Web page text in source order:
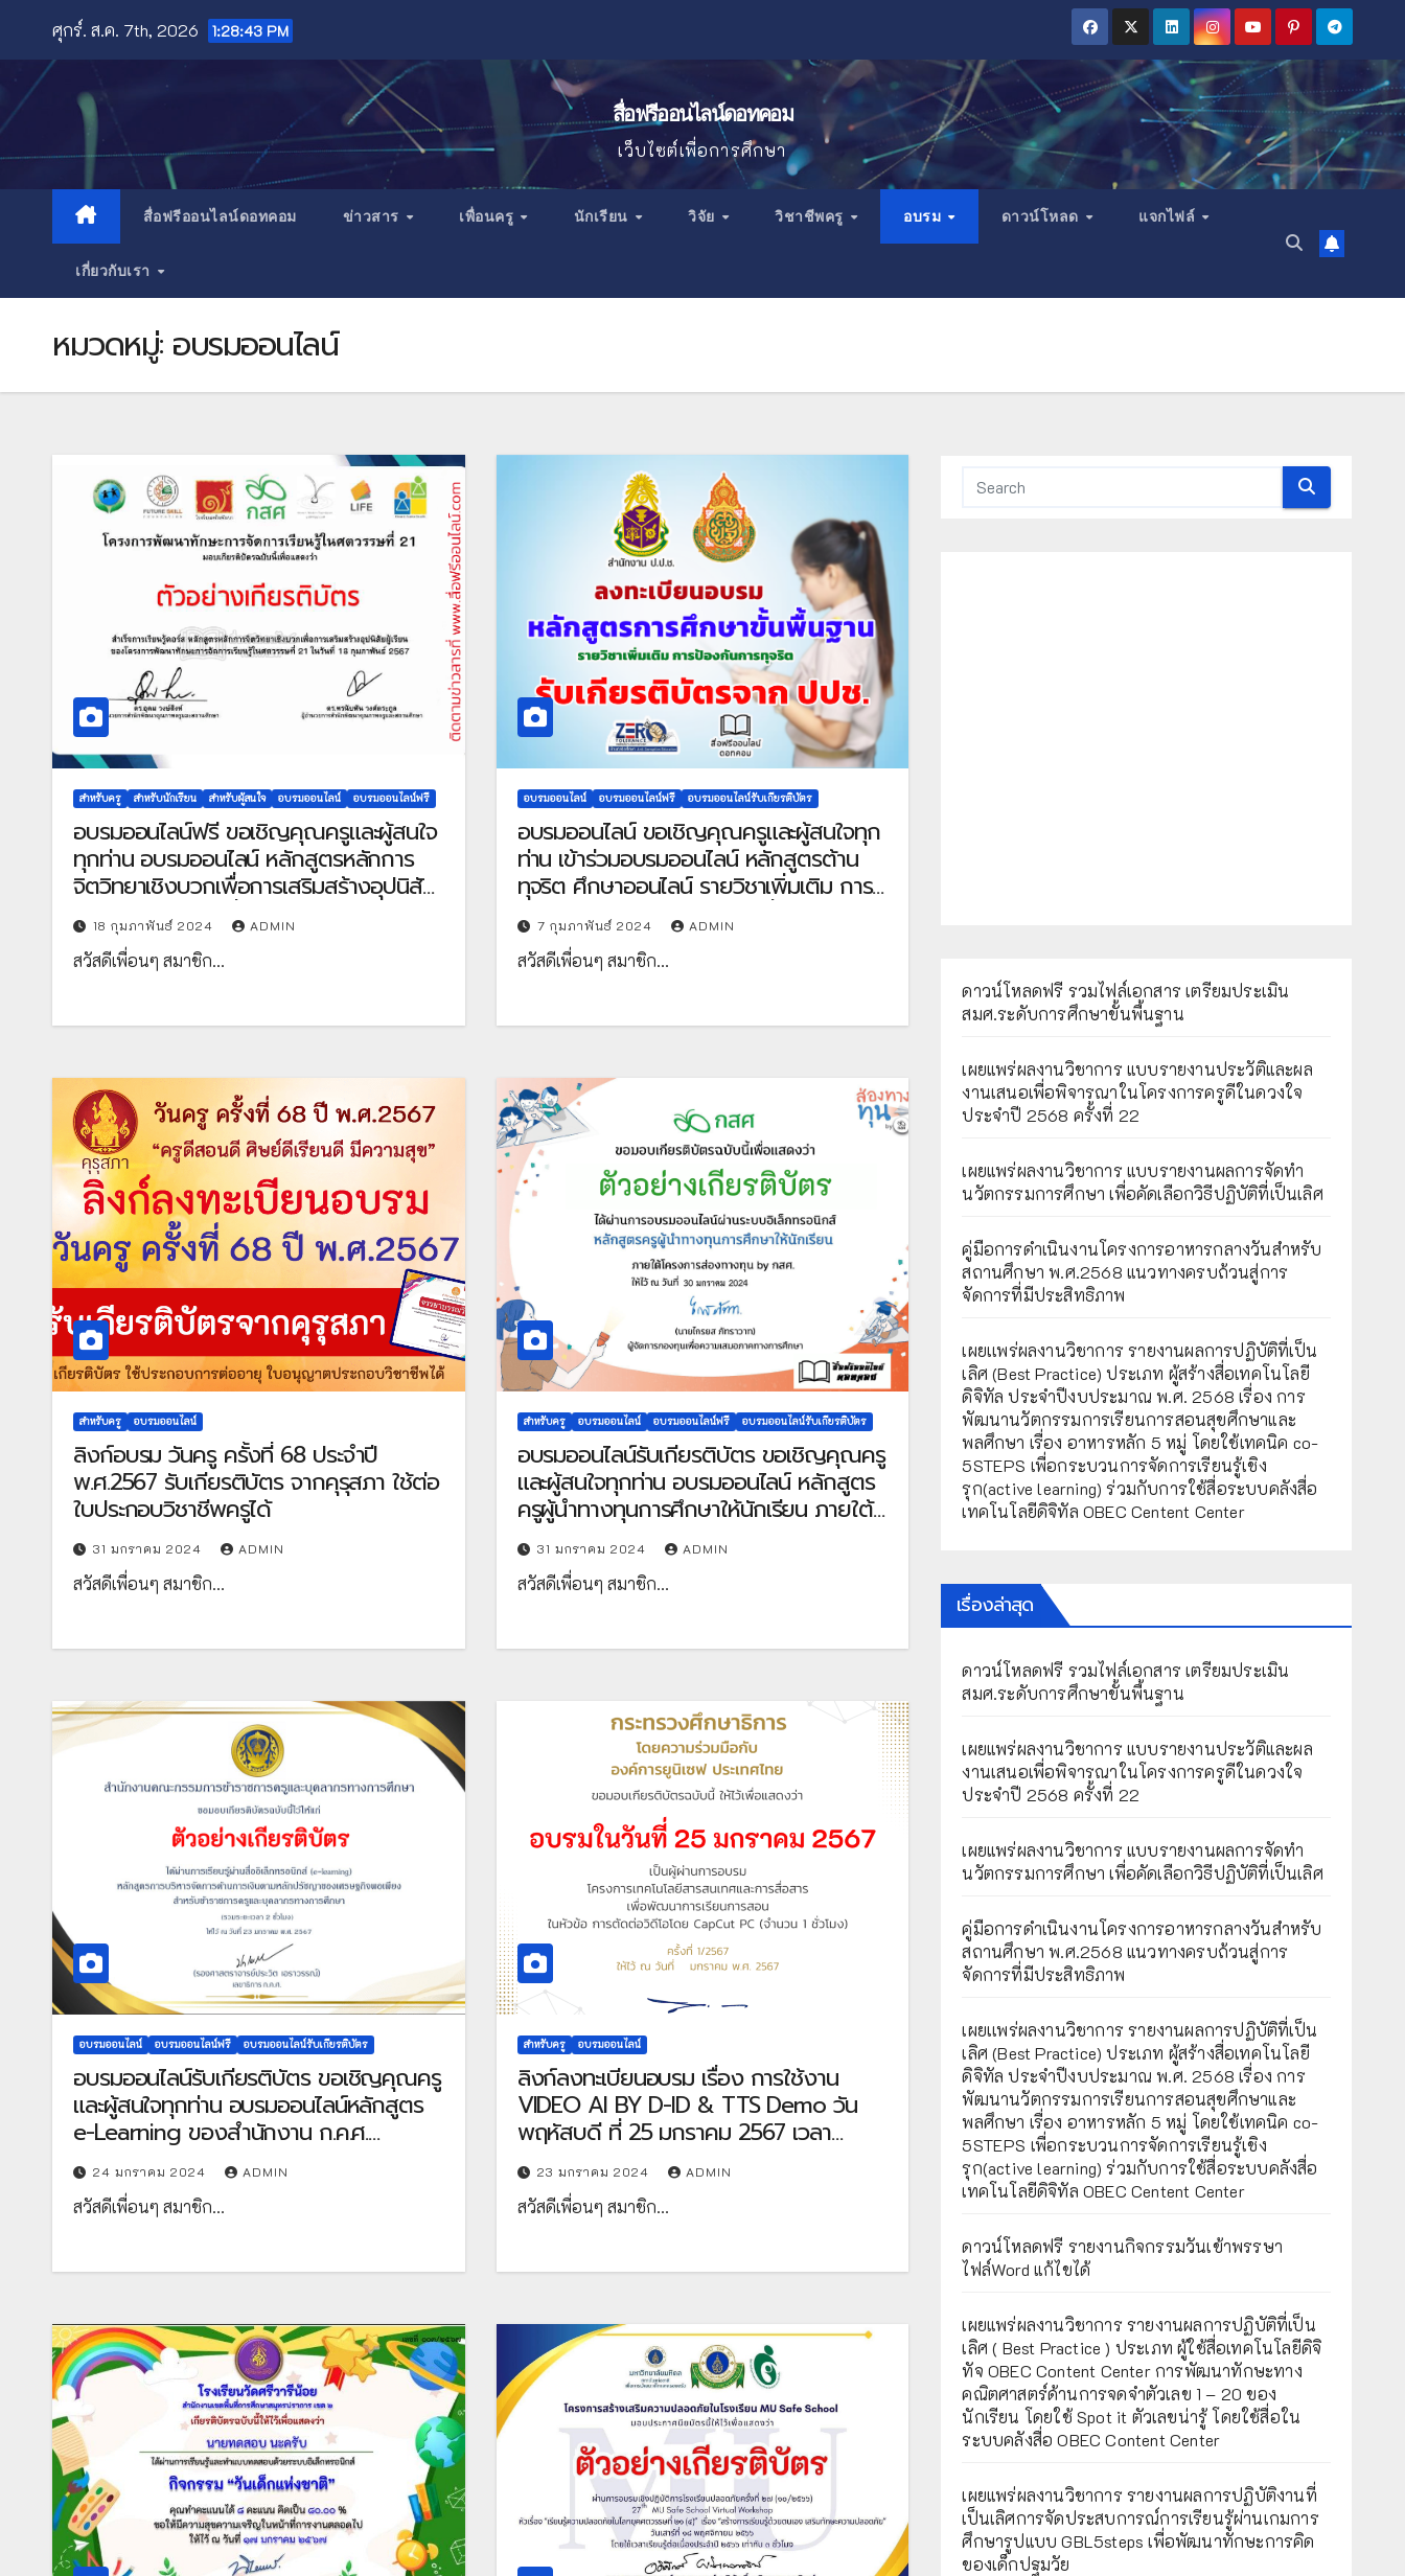
content
ศุกร์. ส.ค. 7th, 2026 1:28:45 PM
สื่อฟรีออนไลน์ดอทคอม
เว็บไซต์เพื่อการศึกษา
สื่อฟรีออนไลน์ดอทคอม ข่าวสาร เพื่อนครู นักเรียน วิจัย วิชาชีพครู อบรม ดาวน์โหลด แจกไฟล์
เกี่ยวกับเรา
หมวดหมู่: อบรมออนไลน์
สำหรับครู สำหรับนักเรียน สำหรับผู้สนใจ อบรมออนไลน์ อบรมออนไลน์ฟรี
อบรมออนไลน์ฟรี ขอเชิญคุณครูและผู้สนใจ
ทุกท่าน อบรมออนไลน์ หลักสูตรหลักการ
จิตวิทยาเชิงบวกเพื่อการเสริมสร้างอุปนิสัย
ผู้เรียน ผ่านเกณฑ์ที่กำหนด รับเกียรติบัตร
ทาง E-mail ทันที โดยโครงการพัฒนา
ทักษะการเรียนรู้ศตวรรษที่ 21
18 กุมภาพันธ์ 2024 ADMIN
สวัสดีเพื่อนๆ สมาชิก…
อบรมออนไลน์ อบรมออนไลน์ฟรี อบรมออนไลน์รับเกียรติบัตร
อบรมออนไลน์ ขอเชิญคุณครูและผู้สนใจทุก
ท่าน เข้าร่วมอบรมออนไลน์ หลักสูตรต้าน
ทุจริต ศึกษาออนไลน์ รายวิชาเพิ่มเติม การ
ป้องกันการทุจริต ผ่านเกณฑ์ที่กำหนด รับ
เกียรติบัตรทาง E-mail จัดทำโดย
สำนักงานคณะกรรมการป้องกันและปราบ
7 กุมภาพันธ์ 2024 ADMIN
สวัสดีเพื่อนๆ สมาชิก…
สำหรับครู อบรมออนไลน์
ลิงก์อบรม วันครู ครั้งที่ 68 ประจำปี
พ.ศ.2567 รับเกียรติบัตร จากคุรุสภา ใช้ต่อ
ใบประกอบวิชาชีพครูได้
31 มกราคม 2024 ADMIN
สวัสดีเพื่อนๆ สมาชิก…
สำหรับครู อบรมออนไลน์ อบรมออนไลน์ฟรี อบรมออนไลน์รับเกียรติบัตร
อบรมออนไลน์รับเกียรติบัตร ขอเชิญคุณครู
และผู้สนใจทุกท่าน อบรมออนไลน์ หลักสูตร
ครูผู้นำทางทุนการศึกษาให้นักเรียน ภายใต้
โครงการส่องทางทุน จัดทำโดย กองทุน
เพื่อความเสมอภาคทางการศึกษา (กสศ.)
31 มกราคม 2024 ADMIN
สวัสดีเพื่อนๆ สมาชิก…
อบรมออนไลน์ อบรมออนไลน์ฟรี อบรมออนไลน์รับเกียรติบัตร
อบรมออนไลน์รับเกียรติบัตร ขอเชิญคุณครู
และผู้สนใจทุกท่าน อบรมออนไลน์หลักสูตร
e-Learning ของสำนักงาน ก.ค.ศ.
หลักสูตร DPA และ ครูฉลาดรู้ด้านการเงิน
รับเกียรติบัตร จาก ก.ค.ศ. ประจำปี
2567 จัดทำโดย สำนักงาน ก.ค.ศ.
24 มกราคม 2024 ADMIN
สวัสดีเพื่อนๆ สมาชิก…
สำหรับครู อบรมออนไลน์
ลิงก์ลงทะเบียนอบรม เรื่อง การใช้งาน
VIDEO AI BY D-ID & TTS Demo วัน
พฤหัสบดี ที่ 25 มกราคม 2567 เวลา
19:00-20:00 น. รับเกียรติบัตรจาก
สำนักงานปลัดกระทรวงศึกษาธิการ
23 มกราคม 2024 ADMIN
สวัสดีเพื่อนๆ สมาชิก…
ดาวน์โหลดฟรี รวมไฟล์เอกสาร เตรียมประเมิน
สมศ.ระดับการศึกษาขั้นพื้นฐาน
เผยแพร่ผลงานวิชาการ แบบรายงานประวัติและผล
งานเสนอเพื่อพิจารณาในโครงการครูดีในดวงใจ
ประจำปี 2568 ครั้งที่ 22
เผยแพร่ผลงานวิชาการ แบบรายงานผลการจัดทำ
นวัตกรรมการศึกษา เพื่อคัดเลือกวิธีปฏิบัติที่เป็นเลิศ
คู่มือการดำเนินงานโครงการอาหารกลางวันสำหรับ
สถานศึกษา พ.ศ.2568 แนวทางครบถ้วนสู่การ
จัดการที่มีประสิทธิภาพ
เผยเเพร่ผลงานวิชาการ รายงานผลการปฏิบัติที่เป็น
เลิศ (Best Practice) ประเภท ผู้สร้างสื่อเทคโนโลยี
ดิจิทัล ประจำปีงบประมาณ พ.ศ. 2568 เรื่อง การ
พัฒนานวัตกรรมการเรียนการสอนสุขศึกษาและ
พลศึกษา เรื่อง อาหารหลัก 5 หมู่ โดยใช้เทคนิค co-
5STEPS เพื่อกระบวนการจัดการเรียนรู้เชิง
รุก(active learning) ร่วมกับการใช้สื่อระบบคลังสื่อ
เทคโนโลยีดิจิทัล OBEC Centent Center
เรื่องล่าสุด
ดาวน์โหลดฟรี รวมไฟล์เอกสาร เตรียมประเมิน
สมศ.ระดับการศึกษาขั้นพื้นฐาน
เผยแพร่ผลงานวิชาการ แบบรายงานประวัติและผล
งานเสนอเพื่อพิจารณาในโครงการครูดีในดวงใจ
ประจำปี 2568 ครั้งที่ 22
เผยแพร่ผลงานวิชาการ แบบรายงานผลการจัดทำ
นวัตกรรมการศึกษา เพื่อคัดเลือกวิธีปฏิบัติที่เป็นเลิศ
คู่มือการดำเนินงานโครงการอาหารกลางวันสำหรับ
สถานศึกษา พ.ศ.2568 แนวทางครบถ้วนสู่การ
จัดการที่มีประสิทธิภาพ
เผยเเพร่ผลงานวิชาการ รายงานผลการปฏิบัติที่เป็น
เลิศ (Best Practice) ประเภท ผู้สร้างสื่อเทคโนโลยี
ดิจิทัล ประจำปีงบประมาณ พ.ศ. 2568 เรื่อง การ
พัฒนานวัตกรรมการเรียนการสอนสุขศึกษาและ
พลศึกษา เรื่อง อาหารหลัก 5 หมู่ โดยใช้เทคนิค co-
5STEPS เพื่อกระบวนการจัดการเรียนรู้เชิง
รุก(active learning) ร่วมกับการใช้สื่อระบบคลังสื่อ
เทคโนโลยีดิจิทัล OBEC Centent Center
ดาวน์โหลดฟรี รายงานกิจกรรมวันเข้าพรรษา
ไฟล์Word แก้ไขได้
เผยแพร่ผลงานวิชาการ รายงานผลการปฏิบัติที่เป็น
เลิศ ( Best Practice ) ประเภท ผู้ใช้สื่อเทคโนโลยีดิจิ
ทัจ OBEC Content Center การพัฒนาทักษะทาง
คณิตศาสตร์ด้านการจดจำตัวเลข 1 – 20 ของ
นักเรียน โดยใช้ Spot it ตัวเลขน่ารู้ โดยใช้สื่อใน
ระบบคลังสื่อ OBEC Content Center
เผยแพร่ผลงานวิชาการ รายงานผลการปฏิบัติงานที่
เป็นเลิศการจัดประสบการณ์การเรียนรู้ผ่านเกมการ
ศึกษารูปแบบ GBL5steps เพื่อพัฒนาทักษะการคิด
ของเด็กปฐมวัย